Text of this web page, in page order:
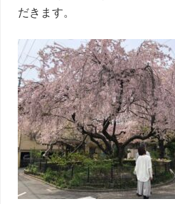
だきます。